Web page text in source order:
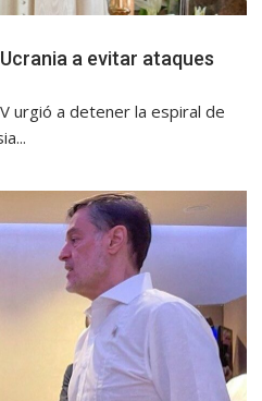
a evitar ataques
urgió a detener la espiral de